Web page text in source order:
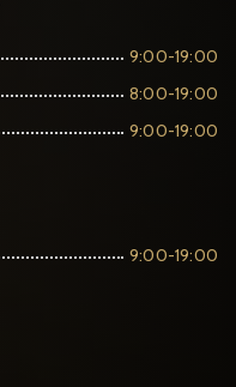
9:00-19:00
8:00-19:00
9:00-19:00
9:00-19:00